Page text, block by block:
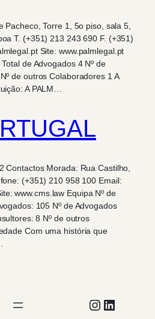
Pacheco, Torre 1, 5o piso, sala 5,
T. (+351) 213 243 690 F. (+351)
Site: www.palmlegal.pt
de Advogados 4 Nº de
de outros Colaboradores 1 A
A PALM…
Contactos Morada: Rua Castilho,
(+351) 210 958 100 Email:
www.cms.law Equipa Nº de
105 Nº de Advogados
8 Nº de outros
Com uma história que
Instagram
LinkedIn